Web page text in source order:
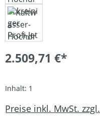
2.509,71 €*
Inhalt: 1
Preise inkl. MwSt.